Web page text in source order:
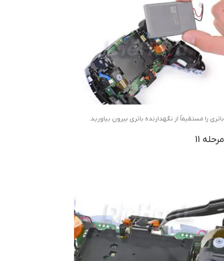
باتری را مستقیماً از نگهدارنده باتری بیرون بیاورید.
مرحله 11